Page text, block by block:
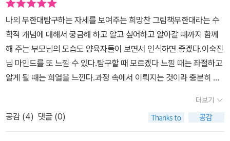
나의 무한대탐구하는 자세를 보여주는 희망찬 그림책무한대라는 수
학적 개념에 대해서 궁금해 하고 알고 싶어하고 알아갈 때까지 함께
해 주는 부모님의 모습도 양육자들이 보면서 인식하면 좋겠다.이숙진
님 마인드를 또 느낄 수 있다.탐구할 때 모르겠다 느낄 때는 좌절하고
알게 될 때는 희열을 느낀다.과정 속에서 이뤄지는 것이라 충분히 누
기대해 본다.#나의무한대#헤수스로페스모야글#수리녜아기레그림#
이숙진옮김#옐로스톤출판사
더보기
공감 (4) 댓글 (0)